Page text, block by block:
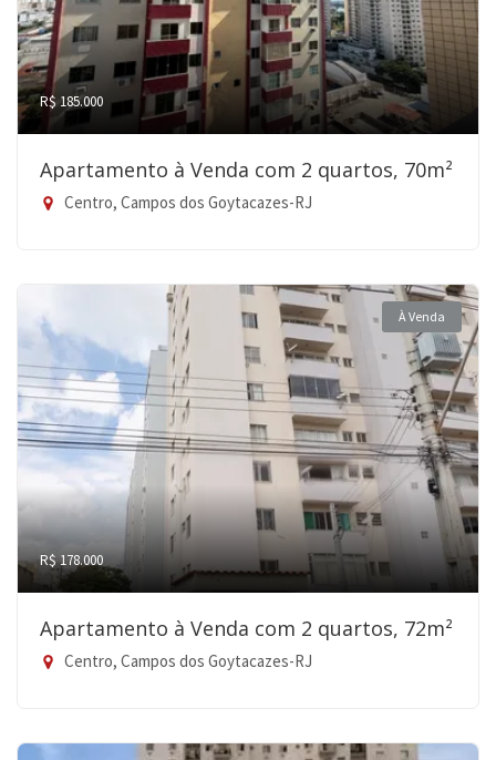
R$ 185.000
Apartamento à Venda com 2 quartos, 70m²
Centro, Campos dos Goytacazes-RJ
À Venda
R$ 178.000
Apartamento à Venda com 2 quartos, 72m²
Centro, Campos dos Goytacazes-RJ